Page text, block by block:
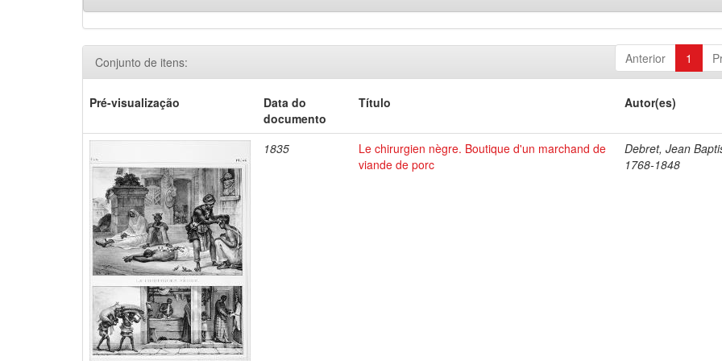
Anterior 1
Conjunto de itens:
Pré-visualização
Data do
documento
Título Autor(es)
1835
Le chirurgien nègre. Boutique d'un marchand de
viande de porc
Debret, Jean
1768-1848